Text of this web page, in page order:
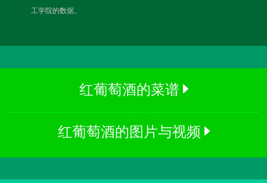
工学院的数据。
红葡萄酒的菜谱
红葡萄酒的图片与视频